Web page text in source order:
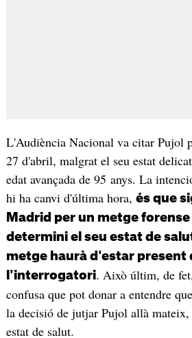
L'Audiència Nacional va citar Pujol
27 d'abril, malgrat el seu estat
edat avançada de 95 anys. La
hi ha canvi d'última hora, és que
Madrid per un metge
determini el seu estat de
metge haurà d'estar
l'interrogatori. Això últim, de
confusa que pot donar a entendre
la decisió de jutjar Pujol allà
estat de salut.